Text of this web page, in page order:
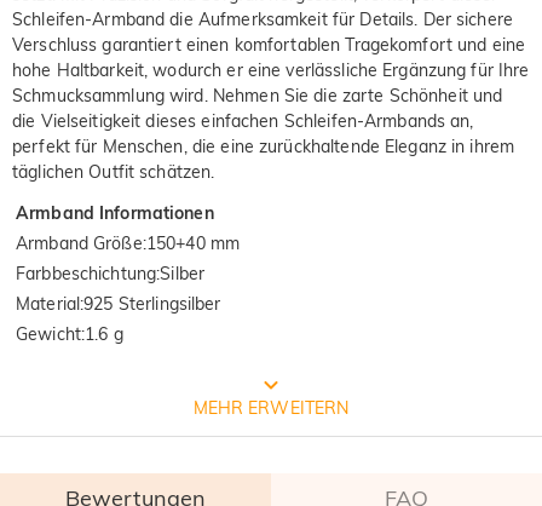
Schleifen-Armband die Aufmerksamkeit für Details. Der sichere
Verschluss garantiert einen komfortablen Tragekomfort und eine
hohe Haltbarkeit, wodurch er eine verlässliche Ergänzung für Ihre
Schmucksammlung wird. Nehmen Sie die zarte Schönheit und
die Vielseitigkeit dieses einfachen Schleifen-Armbands an,
perfekt für Menschen, die eine zurückhaltende Eleganz in ihrem
täglichen Outfit schätzen.
Armband Informationen
Armband Größe:150+40 mm
Farbbeschichtung:Silber
Material:925 Sterlingsilber
Gewicht:1.6 g
Prozess der Schmuckherstellung
MEHR ERWEITERN
Bewertungen FAQ